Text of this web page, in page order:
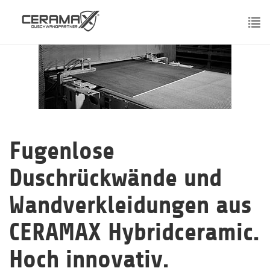
Fugenlose
Duschrückwände und
Wandverkleidungen aus
CERAMAX Hybridceramic.
Hoch innovativ.